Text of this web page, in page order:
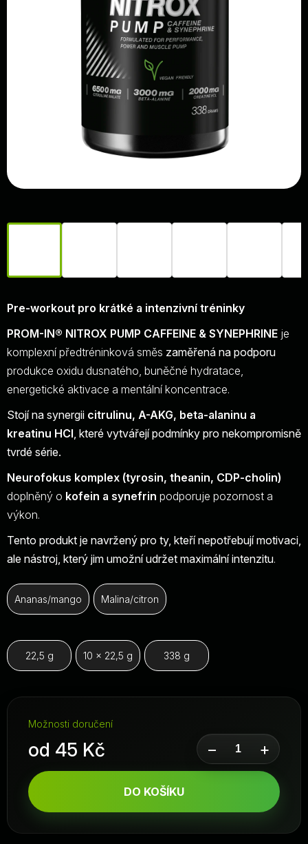
Pre-workout pro krátké a intenzivní tréninky
PROM-IN® NITROX PUMP CAFFEINE & SYNEPHRINE je
komplexní předtréninková směs zaměřená na podporu
produkce oxidu dusnatého, buněčné hydratace,
energetické aktivace a mentální koncentrace.
Stojí na synergii citrulinu, A-AKG, beta-alaninu a
kreatinu HCl, které vytvářejí podmínky pro nekompromisně
tvrdé série.
Neurofokus komplex (tyrosin, theanin, CDP-cholin)
doplněný o kofein a synefrin podporuje pozornost a
výkon.
Tento produkt je navržený pro ty, kteří nepotřebují motivaci,
ale nástroj, který jim umožní udržet maximální intenzitu.
Ananas/mango Malina/citron
22,5 g 10 x 22,5 g 338 g
Možnosti doručení
od 45 Kč
Měrná cena:
+
−
DO KOŠÍKU